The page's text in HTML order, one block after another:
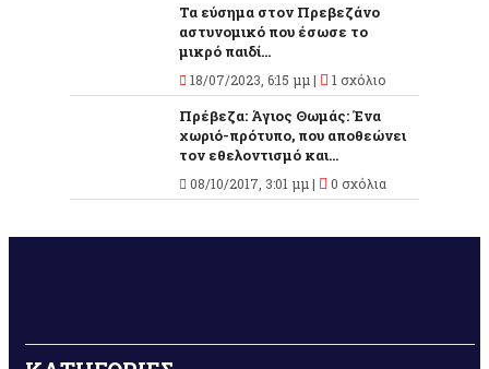
Τα εύσημα στον Πρεβεζάνο
αστυνομικό που έσωσε το
μικρό παιδί...
18/07/2023, 6:15 μμ | 1 σχόλιο
Πρέβεζα: Άγιος Θωμάς: Ένα
χωριό-πρότυπο, που αποθεώνει
τον εθελοντισμό και...
08/10/2017, 3:01 μμ | 0 σχόλια